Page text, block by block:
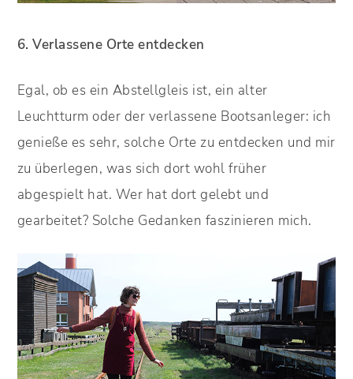
6. Verlassene Orte entdecken
Egal, ob es ein Abstellgleis ist, ein alter
Leuchtturm oder der verlassene Bootsanleger: ich
genieße es sehr, solche Orte zu entdecken und mir
zu überlegen, was sich dort wohl früher
abgespielt hat. Wer hat dort gelebt und
gearbeitet? Solche Gedanken faszinieren mich.